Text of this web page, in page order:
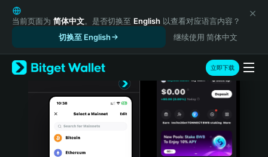
English
日本語
Русский
Español (Latinoamérica)
Türkçe
当前页面为 简体中文。是否切换至 English 以查看对应语言内容？
切换至 English
继续使用 简体中文
立即下载